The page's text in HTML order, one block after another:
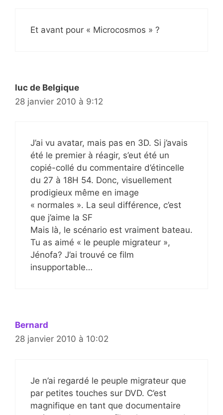
Et avant pour « Microcosmos » ?
luc de Belgique
28 janvier 2010 à 9:12
J’ai vu avatar, mais pas en 3D. Si j’avais
été le premier à réagir, s’eut été un
copié-collé du commentaire d’étincelle
du 27 à 18H 54. Donc, visuellement
prodigieux même en image
« normales ». La seul différence, c’est
que j’aime la SF
Mais là, le scénario est vraiment bateau.
Tu as aimé « le peuple migrateur »,
Jénofa? J’ai trouvé ce film
insupportable…
Bernard
28 janvier 2010 à 10:02
Je n’ai regardé le peuple migrateur que
par petites touches sur DVD. C’est
magnifique en tant que documentaire